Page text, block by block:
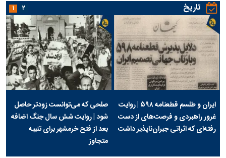
تاریخ
ایران و طلسم قطعنامه ۵۹۸ | روایت
غرور راهبردی و فرصت‌های از دست
رفته‌ای که اثراتی جبران‌ناپذیر داشت
صلحی که می‌توانست زودتر حاصل
شود | روایت شش سال جنگ اضافه
بعد از فتح خرمشهر برای تنبیه
متجاوز
۱ ۲